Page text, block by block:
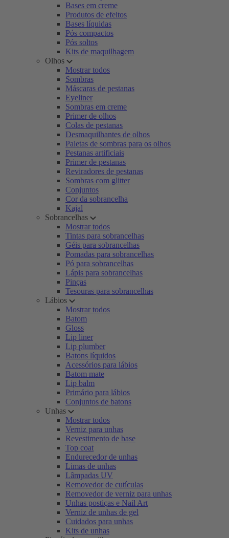
Bases em creme
Produtos de efeitos
Bases líquidas
Pós compactos
Pós soltos
Kits de maquilhagem
Olhos
Mostrar todos
Sombras
Máscaras de pestanas
Eyeliner
Sombras em creme
Primer de olhos
Colas de pestanas
Desmaquilhantes de olhos
Paletas de sombras para os olhos
Pestanas artificiais
Primer de pestanas
Reviradores de pestanas
Sombras com glitter
Conjuntos
Cor da sobrancelha
Kajal
Sobrancelhas
Mostrar todos
Tintas para sobrancelhas
Géis para sobrancelhas
Pomadas para sobrancelhas
Pó para sobrancelhas
Lápis para sobrancelhas
Pinças
Tesouras para sobrancelhas
Lábios
Mostrar todos
Batom
Gloss
Lip liner
Lip plumber
Batons líquidos
Acessórios para lábios
Batom mate
Lip balm
Primário para lábios
Conjuntos de batons
Unhas
Mostrar todos
Verniz para unhas
Revestimento de base
Top coat
Endurecedor de unhas
Limas de unhas
Lâmpadas UV
Removedor de cutículas
Removedor de verniz para unhas
Unhas postiças e Nail Art
Verniz de unhas de gel
Cuidados para unhas
Kits de unhas